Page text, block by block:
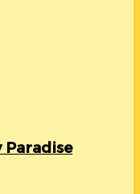
Paradise